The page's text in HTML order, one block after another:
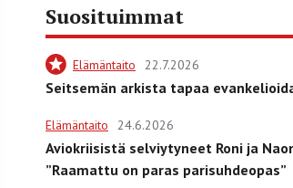
Suosituimmat
Elämäntaito 22.7.2026
Seitsemän arkista tapaa
Elämäntaito 24.6.2026
Aviokriisistä selviytyneet Roni ja
”Raamattu on paras parisuhdeopas”